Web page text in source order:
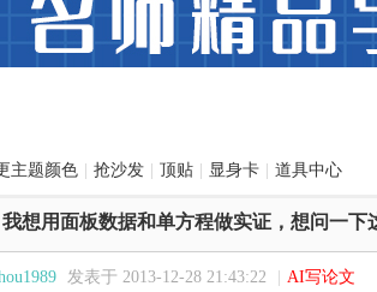
主题颜色 抢沙发 顶贴 显身卡 道具中心
我想用面板数据和单方程做实证，想问一下
发表于 2013-12-28 21:43:22 AI写论文